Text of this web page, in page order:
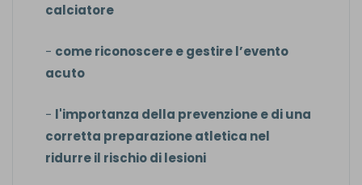
calciatore
- come riconoscere e gestire l’evento
acuto
- l'importanza della prevenzione e di una
corretta preparazione atletica nel
ridurre il rischio di lesioni